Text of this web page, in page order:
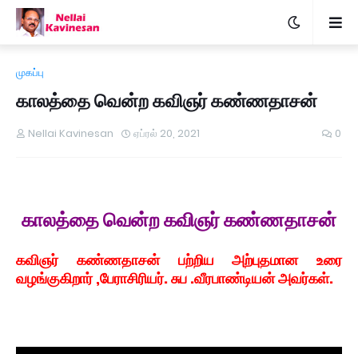
முகப்பு
காலத்தை வென்ற கவிஞர் கண்ணதாசன்
Nellai Kavinesan ஏப்ரல் 20, 2021 0
காலத்தை வென்ற கவிஞர் கண்ணதாசன்
கவிஞர் கண்ணதாசன் பற்றிய அற்புதமான உரை
வழங்குகிறார் ,பேராசிரியர். சுப .வீரபாண்டியன் அவர்கள்.